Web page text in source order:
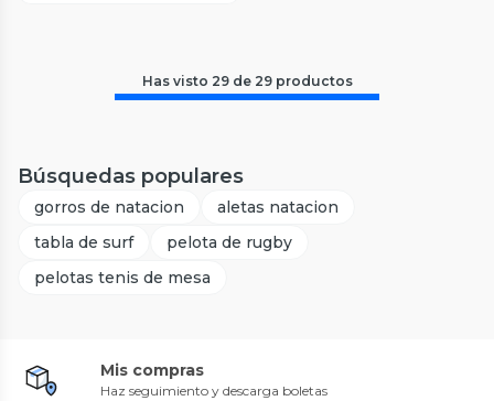
Has visto 29de 29 productos
Búsquedas populares
gorros de natacion
aletas natacion
tabla de surf
pelota de rugby
pelotas tenis de mesa
Mis compras
Haz seguimiento y descarga boletas